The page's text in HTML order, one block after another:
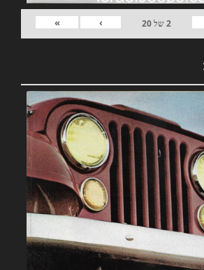
2של20
›
»